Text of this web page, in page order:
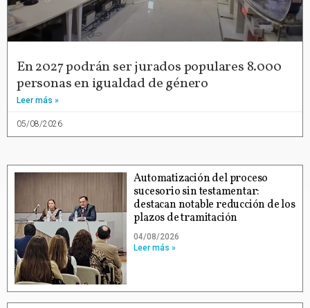
En 2027 podrán ser jurados populares 8.000
personas en igualdad de género
Leer más »
05/08/2026
Automatización del proceso
sucesorio sin testamentar:
destacan notable reducción de los
plazos de tramitación
04/08/2026
Leer más »